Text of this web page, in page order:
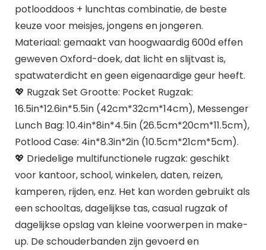
potlooddoos + lunchtas combinatie, de beste
keuze voor meisjes, jongens en jongeren.
Materiaal: gemaakt van hoogwaardig 600d effen
geweven Oxford-doek, dat licht en slijtvast is,
spatwaterdicht en geen eigenaardige geur heeft.
💖 Rugzak Set Grootte: Pocket Rugzak:
16.5in*12.6in*5.5in (42cm*32cm*14cm), Messenger
Lunch Bag: 10.4in*8in*4.5in (26.5cm*20cm*11.5cm),
Potlood Case: 4in*8.3in*2in (10.5cm*21cm*5cm).
💖 Driedelige multifunctionele rugzak: geschikt
voor kantoor, school, winkelen, daten, reizen,
kamperen, rijden, enz. Het kan worden gebruikt als
een schooltas, dagelijkse tas, casual rugzak of
dagelijkse opslag van kleine voorwerpen in make-
up. De schouderbanden zijn gevoerd en